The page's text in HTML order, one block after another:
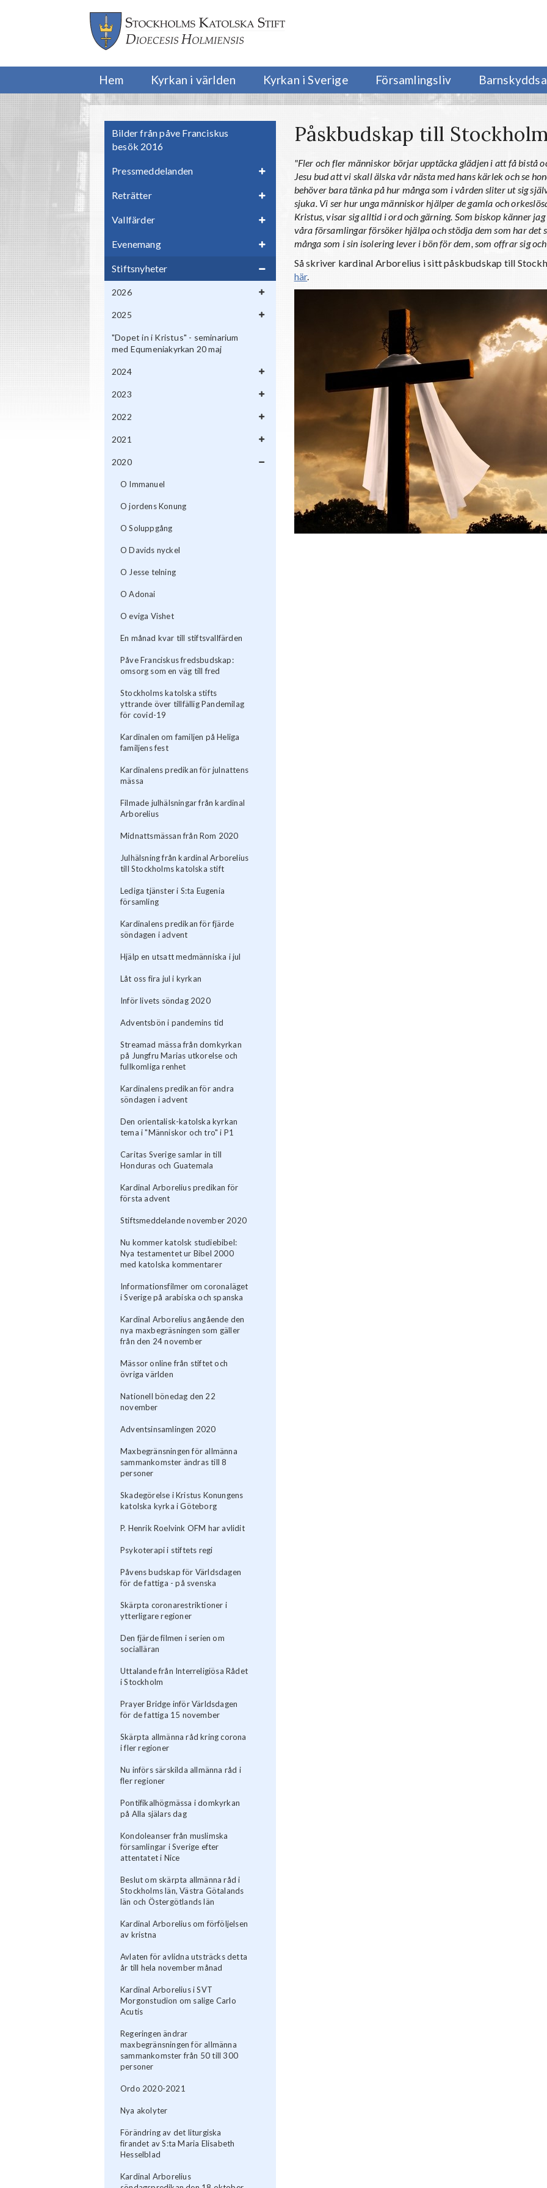
Hem Kyrkan i världen Kyrkan i Sverige Församlingsliv
Bilder från påve Franciskus
besök 2016
Pressmeddelanden
Reträtter
Vallfärder
Evenemang
Stiftsnyheter
2026
2025
"Dopet in i Kristus" - seminarium
med Equmeniakyrkan 20 maj
2024
2023
2022
2021
2020
O Immanuel
O jordens Konung
O Soluppgång
O Davids nyckel
O Jesse telning
O Adonai
O eviga Vishet
En månad kvar till stiftsvallfärden
Påve Franciskus fredsbudskap:
omsorg som en väg till fred
Stockholms katolska stifts
yttrande över tillfällig Pandemilag
för covid-19
Kardinalen om familjen på Heliga
familjens fest
Kardinalens predikan för julnattens
mässa
Filmade julhälsningar från kardinal
Arborelius
Midnattsmässan från Rom 2020
Julhälsning från kardinal Arborelius
till Stockholms katolska stift
Lediga tjänster i S:ta Eugenia
församling
Kardinalens predikan för fjärde
söndagen i advent
Hjälp en utsatt medmänniska i jul
Låt oss fira jul i kyrkan
Inför livets söndag 2020
Adventsbön i pandemins tid
Streamad mässa från domkyrkan
på Jungfru Marias utkorelse och
fullkomliga renhet
Kardinalens predikan för andra
söndagen i advent
Den orientalisk-katolska kyrkan
tema i "Människor och tro" i P1
Caritas Sverige samlar in till
Honduras och Guatemala
Kardinal Arborelius predikan för
första advent
Stiftsmeddelande november 2020
Nu kommer katolsk studiebibel:
Nya testamentet ur Bibel 2000
med katolska kommentarer
Informationsfilmer om coronaläget
i Sverige på arabiska och spanska
Kardinal Arborelius angående den
nya maxbegräsningen som gäller
från den 24 november
Mässor online från stiftet och
övriga världen
Nationell bönedag den 22
november
Adventsinsamlingen 2020
Maxbegränsningen för allmänna
sammankomster ändras till 8
personer
Skadegörelse i Kristus Konungens
katolska kyrka i Göteborg
P. Henrik Roelvink OFM har avlidit
Psykoterapi i stiftets regi
Påvens budskap för Världsdagen
för de fattiga - på svenska
Skärpta coronarestriktioner i
ytterligare regioner
Den fjärde filmen i serien om
socialläran
Uttalande från Interreligiösa Rådet
i Stockholm
Prayer Bridge inför Världsdagen
för de fattiga 15 november
Skärpta allmänna råd kring corona
i fler regioner
Nu införs särskilda allmänna råd i
fler regioner
Pontifikalhögmässa i domkyrkan
på Alla själars dag
Kondoleanser från muslimska
församlingar i Sverige efter
attentatet i Nice
Beslut om skärpta allmänna råd i
Stockholms län, Västra Götalands
län och Östergötlands län
Kardinal Arborelius om förföljelsen
av kristna
Avlaten för avlidna utsträcks detta
år till hela november månad
Kardinal Arborelius i SVT
Morgonstudion om salige Carlo
Acutis
Regeringen ändrar
maxbegränsningen för allmänna
sammankomster från 50 till 300
personer
Ordo 2020-2021
Nya akolyter
Förändring av det liturgiska
firandet av S:ta Maria Elisabeth
Hesselblad
Kardinal Arborelius
Påskbudskap till
"Fler och fler människor börjar upptäcka glädjen i att få bistå
Jesu bud att vi skall älska vår nästa med hans kärlek och se
behöver bara tänka på hur många som i vården sliter ut sig
sjuka. Vi ser hur unga människor hjälper de gamla och
Kristus, visar sig alltid i ord och gärning. Som biskop känner
våra församlingar försöker hjälpa och stödja dem som har det
många som i sin isolering lever i bön för dem, som offrar sig
Så skriver kardinal Arborelius i sitt påskbudskap till
här.